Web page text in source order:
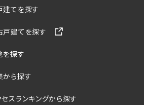
建てを探す
戸建てを探す
を探す
から探す
スランキングから探す